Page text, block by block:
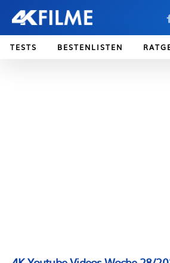
TESTS BESTENLISTEN